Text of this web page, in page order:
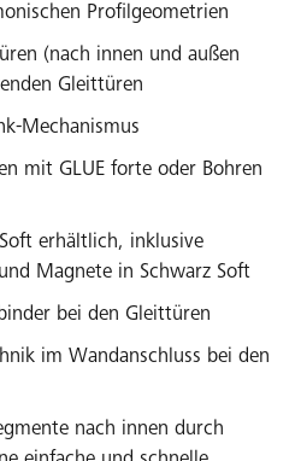
Profilgeometrien
(nach innen und außen
Gleittüren
Mechanismus
mit GLUE forte oder Bohren
erhältlich, inklusive
Magnete in Schwarz Soft
bei den Gleittüren
im Wandanschluss bei den
nach innen durch